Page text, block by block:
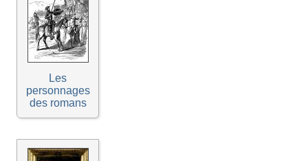
Les
personnages
des romans